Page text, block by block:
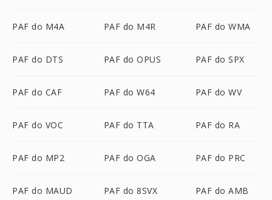
PAF do M4A PAF do M4R PAF do WMA
PAF do DTS PAF do OPUS PAF do SPX
PAF do CAF PAF do W64 PAF do WV
PAF do VOC PAF do TTA PAF do RA
PAF do MP2 PAF do OGA PAF do PRC
PAF do MAUD PAF do 8SVX PAF do AMB